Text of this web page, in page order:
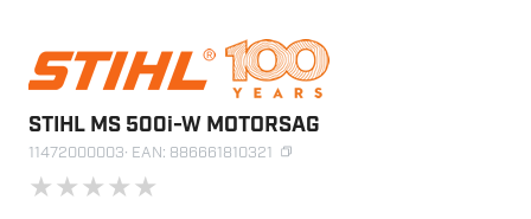
STIHL MS 500i-W MOTORSAG
11472000003· EAN: 886661810321
★★★★★